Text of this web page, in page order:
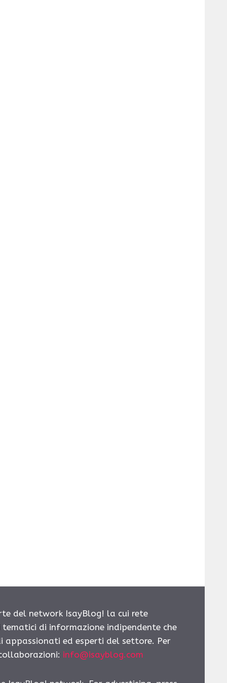
del network IsayBlog! la cui rete
di informazione indipendente che
ed esperti del settore. Per
info@isayblog.com